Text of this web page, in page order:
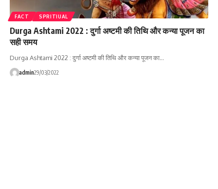
FACT SPRITIUAL
Durga Ashtami 2022 : दुर्गा अष्‍टमी की तिथि और कन्‍या पूजन का
सही समय
Durga Ashtami 2022 : दुर्गा अष्‍टमी की तिथि और कन्‍या पूजन का…
admin29/03/2022